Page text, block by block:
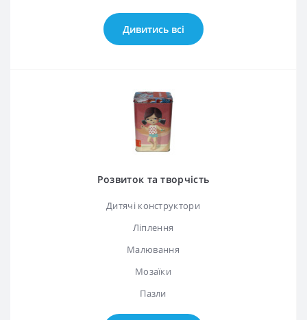
Дивитись всі
Розвиток та творчість
Дитячі конструктори
Ліплення
Малювання
Мозаїки
Пазли